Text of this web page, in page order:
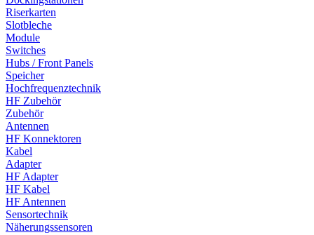
Riserkarten
Slotbleche
Module
Switches
Hubs / Front Panels
Speicher
Hochfrequenztechnik
HF Zubehör
Zubehör
Antennen
HF Konnektoren
Kabel
Adapter
HF Adapter
HF Kabel
HF Antennen
Sensortechnik
Näherungssensoren